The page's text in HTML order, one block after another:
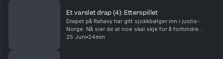
Et varslet drap (4): Etterspillet
Drapet på Rahavy har gitt sjokkbølger inn i justis-
Norge. Nå sier de at noe skal skje for å forhindre
lignende saker. Men kommer lovnadene til å bli fulgt
25 Juni 24min